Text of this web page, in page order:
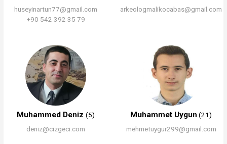
huseyinartun77@gmail.com
+90 542 392 35 79
arkeologmalikocabas@gmail.com
Muhammed Deniz(5)
deniz@cizgeci.com
Muhammet Uygun (21)
mehmetuygur299@gmail.com